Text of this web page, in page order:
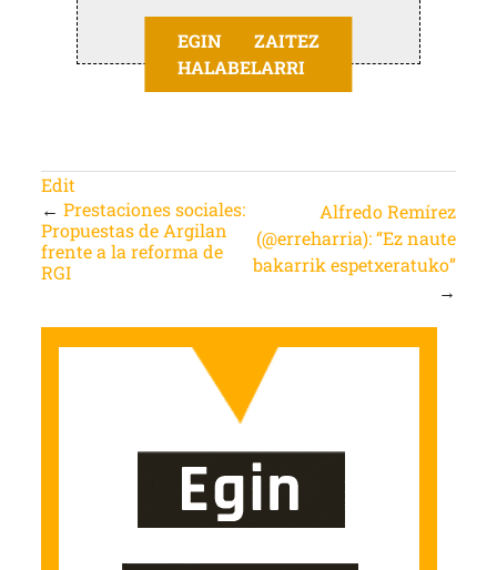
EGIN ZAITEZ
HALABELARRI
Edit
← Prestaciones sociales:
Propuestas de Argilan
frente a la reforma de
RGI
Alfredo Remírez
(@erreharria): “Ez naute
bakarrik espetxeratuko”
→